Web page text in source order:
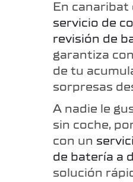
En canaribat
servicio de
revisión de
garantiza
de tu
sorpresas
A nadie le
sin coche,
con un
de batería a
solución